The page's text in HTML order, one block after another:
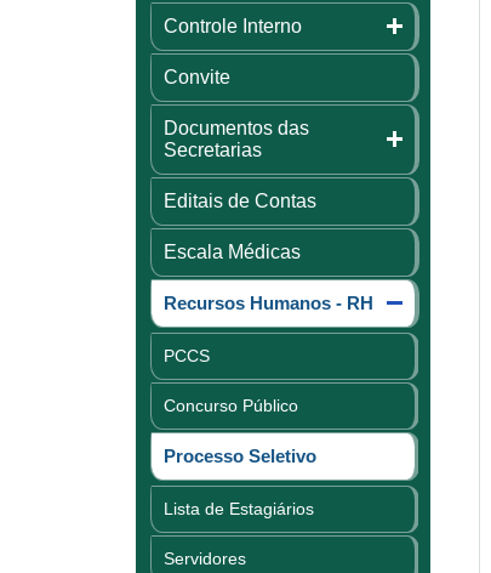
Controle Interno
Convite
Documentos das
Secretarias
Editais de Contas
Escala Médicas
Recursos Humanos - RH
PCCS
Concurso Público
Processo Seletivo
Lista de Estagiários
Servidores